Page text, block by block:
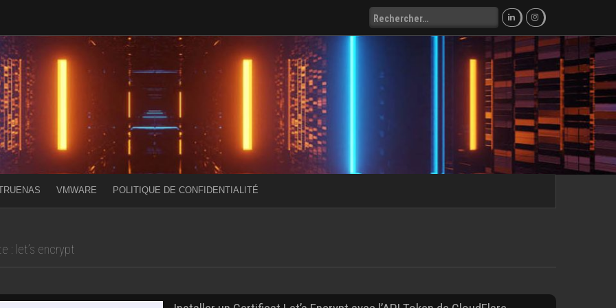
Rechercher :
VMWARE POLITIQUE DE CONFIDENTIALITÉ
: let’s encrypt